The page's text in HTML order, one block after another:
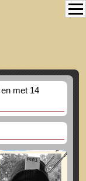
met 14